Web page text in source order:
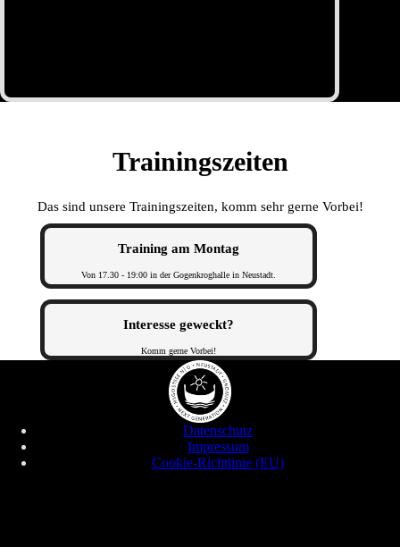
Trainingszeiten
Das sind unsere Trainingszeiten, komm sehr gerne Vorbei!
Training am Montag
Von 17.30 - 19:00 in der Gogenkroghalle in Neustadt.
Interesse geweckt?
Komm gerne Vorbei!
Datenschutz
Impressum
Cookie-Richtlinie (EU)